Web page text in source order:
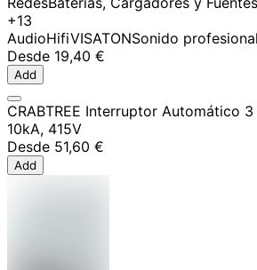
+13
AudioHifiVISATONSonido profesional
Desde 19,40 €
Add
CRABTREE Interruptor Automático
10kA, 415V
Desde 51,60 €
Add